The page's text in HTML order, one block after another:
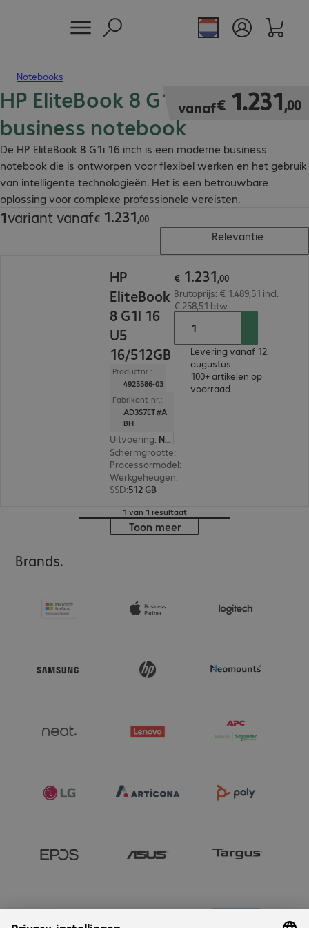
Notebooks
HP EliteBook 8 G1i 16" AI
business notebook
De HP EliteBook 8 G1i 16 inch is een moderne business
notebook die is ontworpen voor flexibel werken en het gebruik
van intelligente technologieën. Het is een betrouwbare
oplossing voor complexe professionele vereisten.
vanaf€ 1.231,00
€ 1.231,00
1variant vanaf€ 1.231,00
€ 1.231,00
Relevantie
HP
EliteBook
8 G1i 16
U5
16/512GB
Productnr.:
4925586-03
Fabrikant-nr.:
AD3S7ET#A
BH
Uitvoering:
Nederland
Schermgrootte:
Processormodel:
Werkgeheugen:
SSD:512 GB
€ 1.231,00
Brutoprijs: € 1.489,51 incl.
€ 258,51 btw
Levering vanaf 12.
augustus
100+ artikelen op
voorraad.
1 van 1 resultaat
Toon meer
Brands.